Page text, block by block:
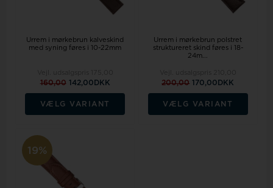
Urrem i mørkebrun kalveskind
med syning føres i 10-22mm
160,00 142,00DKK
VÆLG VARIANT
Urrem i mørkebrun polstret
struktureret skind føres i 18-
24m...
200,00 170,00DKK
VÆLG VARIANT
19%